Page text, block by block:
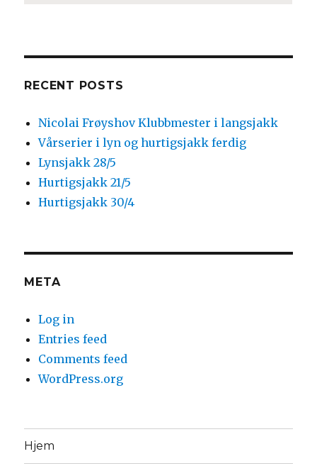
RECENT POSTS
Nicolai Frøyshov Klubbmester i langsjakk
Vårserier i lyn og hurtigsjakk ferdig
Lynsjakk 28/5
Hurtigsjakk 21/5
Hurtigsjakk 30/4
META
Log in
Entries feed
Comments feed
WordPress.org
Hjem